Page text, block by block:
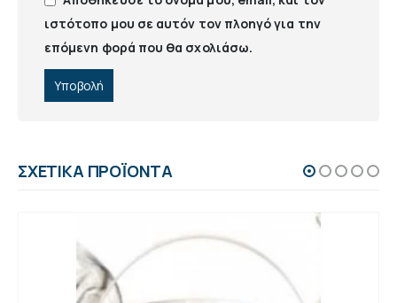
ιστότοπο μου σε αυτόν τον πλοηγό για την
επόμενη φορά που θα σχολιάσω.
ΣΧΕΤΙΚΆ ΠΡΟΪΌΝΤΑ